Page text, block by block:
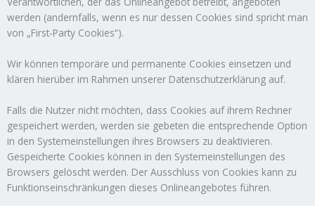
werden (andernfalls, wenn es nur dessen Cookies sind spricht man
von „First-Party Cookies“).
Wir können temporäre und permanente Cookies einsetzen und
klären hierüber im Rahmen unserer Datenschutzerklärung auf.
Falls die Nutzer nicht möchten, dass Cookies auf ihrem Rechner
gespeichert werden, werden sie gebeten die entsprechende Option
in den Systemeinstellungen ihres Browsers zu deaktivieren.
Gespeicherte Cookies können in den Systemeinstellungen des
Browsers gelöscht werden. Der Ausschluss von Cookies kann zu
Funktionseinschränkungen dieses Onlineangebotes führen.